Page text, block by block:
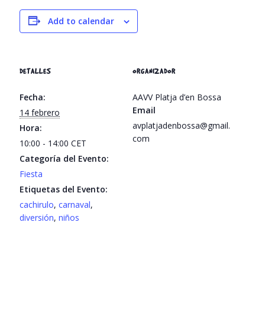
Add to calendar
DETALLES
Fecha:
14 febrero
Hora:
10:00 - 14:00CET
Categoría del Evento:
Fiesta
Etiquetas del Evento:
cachirulo,carnaval,
diversión,niños
ORGANIZADOR
AAVV Platja d’en Bossa
Email
avplatjadenbossa@gmail.
com